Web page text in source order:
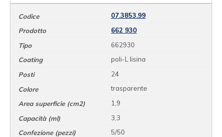
07.3853.99
662 930
662930
poli-L lisina
24
trasparente
1,9
3,3
5/50